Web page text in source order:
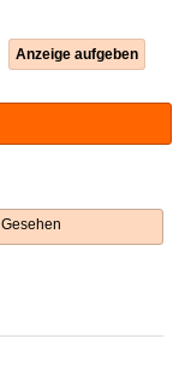
Anzeige aufgeben
Gesehen